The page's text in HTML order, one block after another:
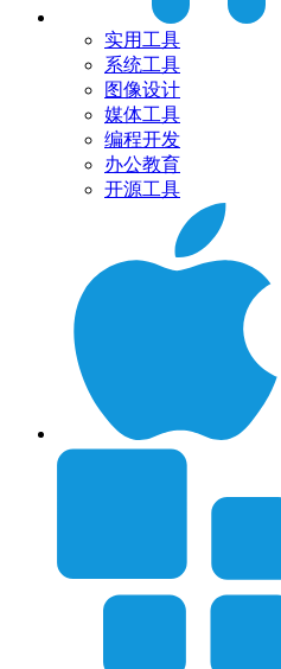
实用工具
系统工具
图像设计
媒体工具
编程开发
办公教育
开源工具